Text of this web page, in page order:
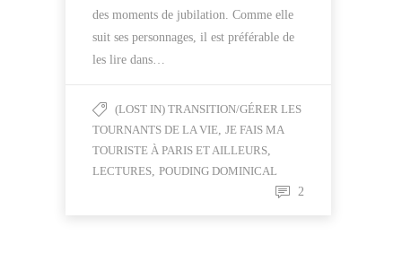
des moments de jubilation. Comme elle
suit ses personnages, il est préférable de
les lire dans…
(LOST IN) TRANSITION/GÉRER LES
TOURNANTS DE LA VIE, JE FAIS MA
TOURISTE À PARIS ET AILLEURS,
LECTURES, POUDING DOMINICAL
2